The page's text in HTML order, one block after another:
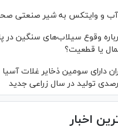
آب و وایتکس به شیر صنعتی
وقوع سیلاب‌های سنگین در
یا قطعیت؟
دارای سومین ذخایر غلات
اخبار